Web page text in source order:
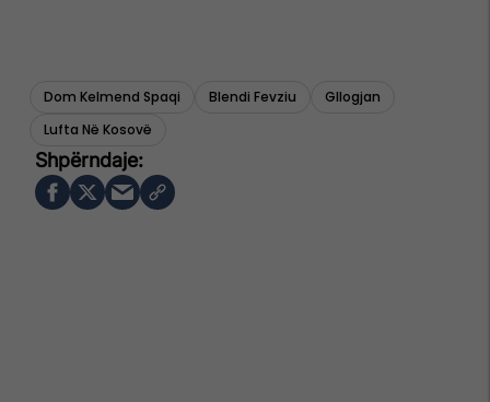
Dom Kelmend Spaqi Blendi Fevziu
Gllogjan
Lufta Në Kosovë